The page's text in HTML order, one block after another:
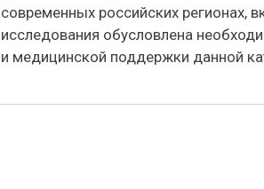
современных российских регионах,
исследования обусловлена
и медицинской поддержки данной